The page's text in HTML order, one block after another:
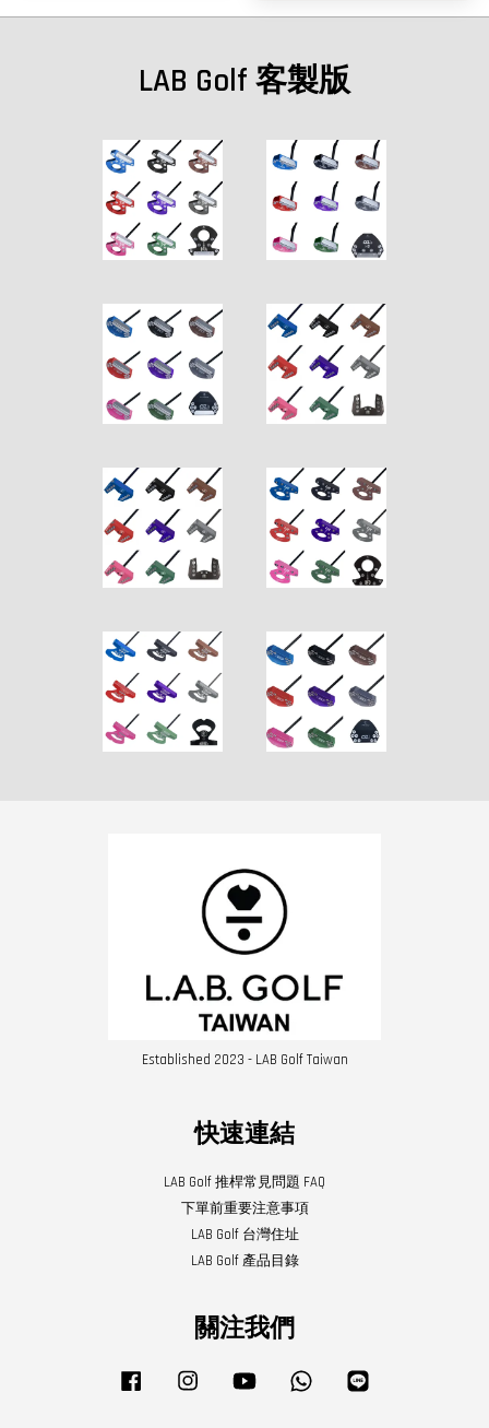
LAB Golf 客製版
Established 2023 - LAB Golf Taiwan
快速連結
LAB Golf 推桿常見問題 FAQ
下單前重要注意事項
LAB Golf 台灣住址
LAB Golf 產品目錄
關注我們
Facebook Instagram YouTube Whatsapp